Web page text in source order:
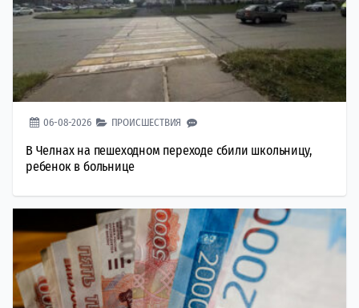
06-08-2026 ПРОИСШЕСТВИЯ
В Челнах на пешеходном переходе сбили школьницу,
ребенок в больнице